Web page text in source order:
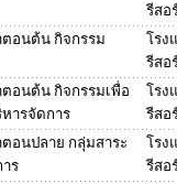
รีสอ
อนต้น กิจกรรม
โรง
รีสอ
อนต้น กิจกรรมเพื่อ
ารจัดการ
โรง
รีสอ
อนปลาย กลุ่มสาระ
ร
โรง
รีสอ